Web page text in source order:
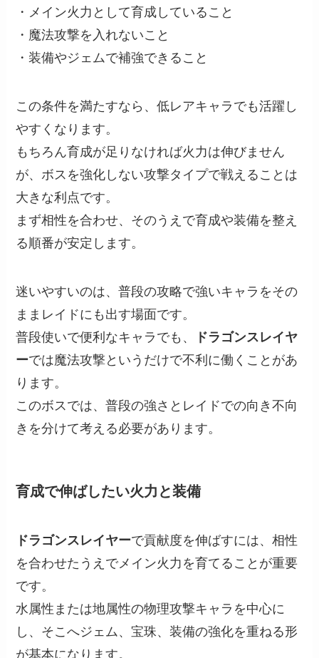
・メイン火力として育成していること
・魔法攻撃を入れないこと
・装備やジェムで補強できること
この条件を満たすなら、低レアキャラでも活躍し
やすくなります。
もちろん育成が足りなければ火力は伸びません
が、ボスを強化しない攻撃タイプで戦えることは
大きな利点です。
まず相性を合わせ、そのうえで育成や装備を整え
る順番が安定します。
迷いやすいのは、普段の攻略で強いキャラをその
ままレイドにも出す場面です。
普段使いで便利なキャラでも、
ドラゴンスレイヤ
ーでは魔法攻撃というだけで不利に働くことがあ
ります。
このボスでは、普段の強さとレイドでの向き不向
きを分けて考える必要があります。
育成で伸ばしたい火力と装備
ドラゴンスレイヤーで貢献度を伸ばすには、相性
を合わせたうえでメイン火力を育てることが重要
です。
水属性または地属性の物理攻撃キャラを中心に
し、そこへジェム、宝珠、装備の強化を重ねる形
が基本になります。